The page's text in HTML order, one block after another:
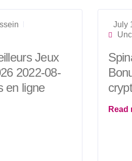
Jeux
2022-08-
en ligne
July
Read